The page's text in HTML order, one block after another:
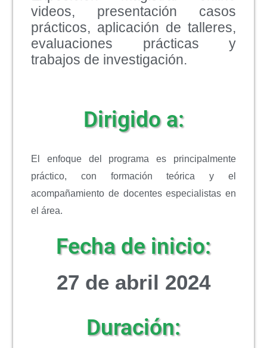
videos, presentación casos
prácticos, aplicación de talleres,
evaluaciones prácticas y
trabajos de investigación.
Dirigido a:
El enfoque del programa es principalmente
práctico, con formación teórica y el
acompañamiento de docentes especialistas en
el área.
Fecha de inicio:
27 de abril 2024
Duración: